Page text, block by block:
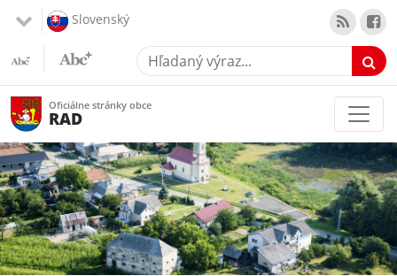
Slovenský
Hľadaný výraz...
Oficiálne stránky obce
RAD